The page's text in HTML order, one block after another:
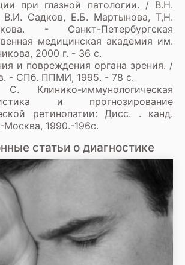
при глазной патологии. / В.Н.
В.И. Садков, Е.Б. Мартынова, Т,Н.
- Санкт-Петербургская
медицинская академия им.
2000 г. - 36 c.
и повреждения органа зрения. /
- СПб. ППМИ, 1995. - 78 c.
иммунологическая
и прогнозирование
ретинопатии: Дисс. . канд.
Москва, 1990.-196с.
статьи о диагностике